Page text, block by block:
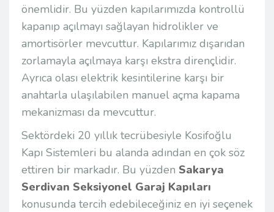
önemlidir. Bu yüzden kapılarımızda kontrollü
kapanıp açılmayı sağlayan hidrolikler ve
amortisörler mevcuttur. Kapılarımız dışarıdan
zorlamayla açılmaya karşı ekstra dirençlidir.
Ayrıca olası elektrik kesintilerine karşı bir
anahtarla ulaşılabilen manuel açma kapama
mekanizması da mevcuttur.
Sektördeki 20 yıllık tecrübesiyle Kosifoğlu
Kapı Sistemleri bu alanda adından en çok söz
ettiren bir markadır. Bu yüzden Sakarya
Serdivan Seksiyonel Garaj Kapıları
konusunda tercih edebileceğiniz en iyi seçenek